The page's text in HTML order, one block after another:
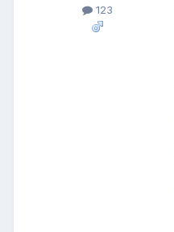
123